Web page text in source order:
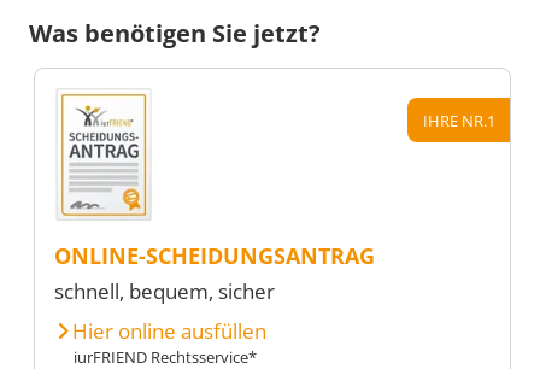
Was benötigen Sie jetzt?
IHRE NR.1
ONLINE-SCHEIDUNGSANTRAG
schnell, bequem, sicher
Hier online ausfüllen
iurFRIEND Rechtsservice*